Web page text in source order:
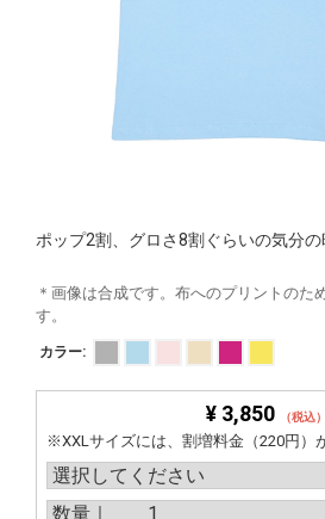
ポップ2割、グロさ8割ぐらいの気分の
＊画像は合成です。布へのプリントのた
す。
カラー:
¥ 3,850 （税込）
※XXLサイズには、割増料金（220円）